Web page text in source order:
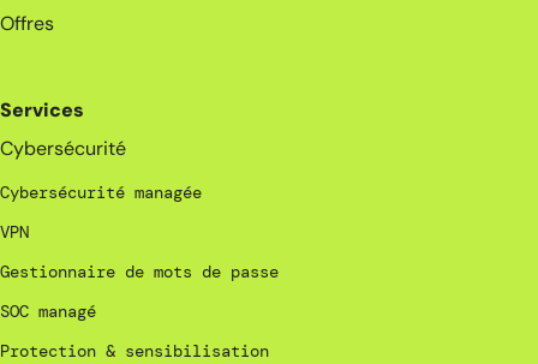
Offres
Services
Cybersécurité
Cybersécurité managée
VPN
Gestionnaire de mots de passe
SOC managé
Protection & sensibilisation